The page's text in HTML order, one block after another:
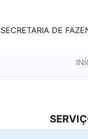
SECRETARIA DE